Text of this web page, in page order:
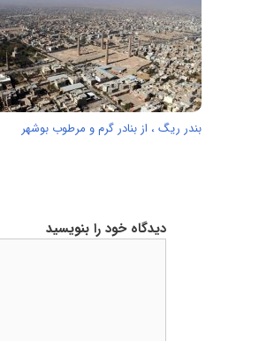
بندر ریگ ، از بنادر گرم و مرطوب بوشهر
دیدگاه خود را بنویسید